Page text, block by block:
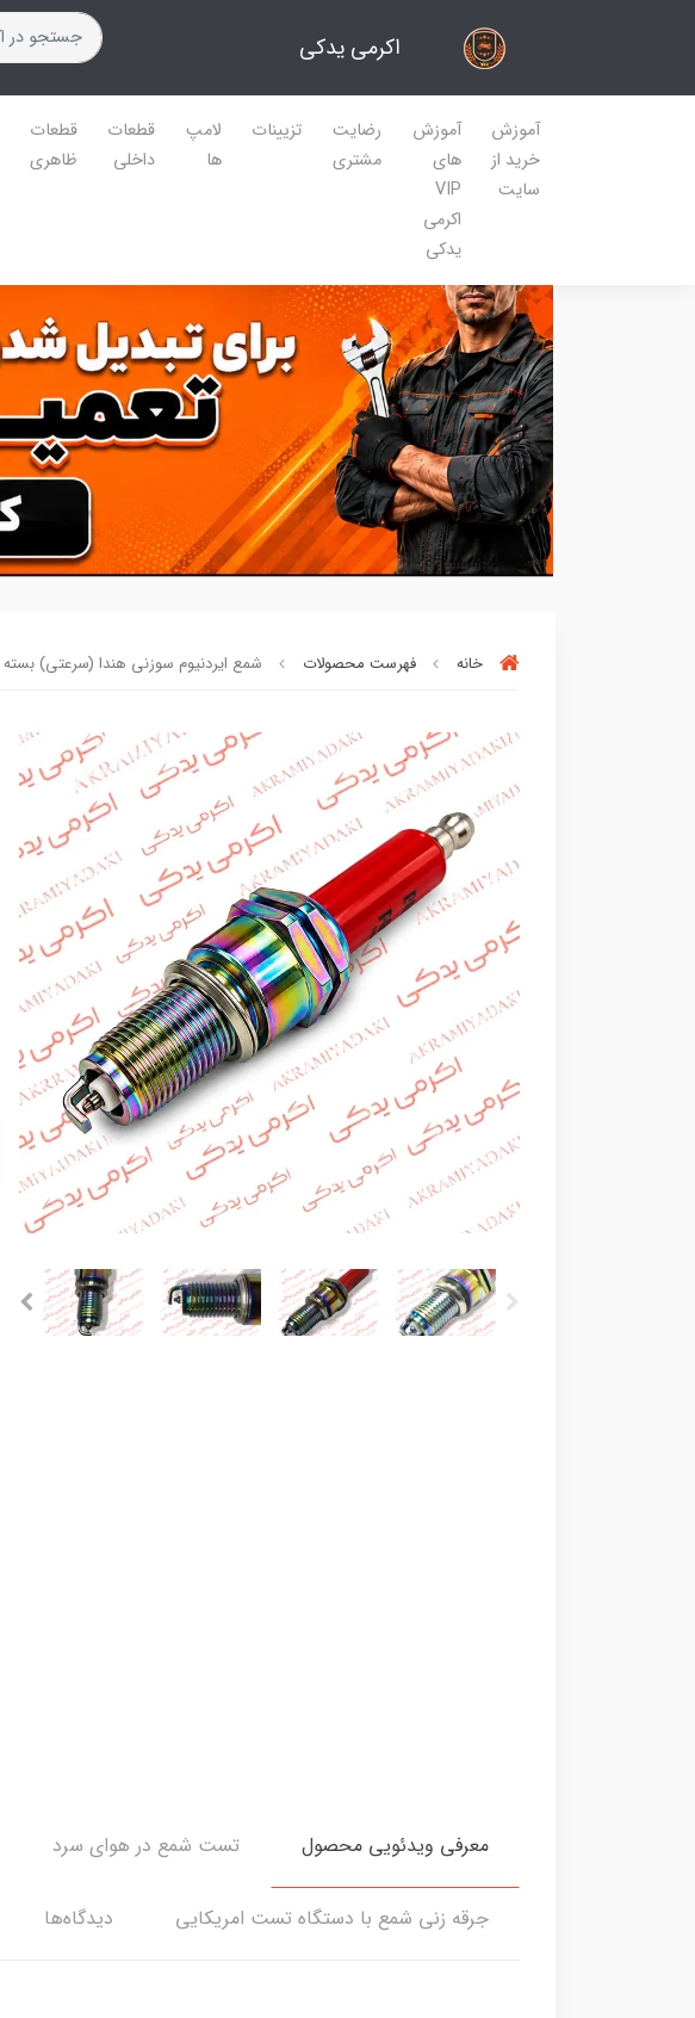
اکرمی یدکی
آموزش
خرید از
سایت
آموزش
های
VIP
اکرمی
یدکی
رضایت
مشتری
تزیینات
لامپ
ها
قطعات
داخلی
قطعات
ظاهری
خانه فهرست محصولات شمع ایردنیوم سوزنی هندا (سرعتی) بسته 1 عددی مناسب کاربرات و انژکتور کد ۰۹۴۵121
بسته ها سرموقع(بدون‌تاخیر)ارسال میگردد
معرفی ویدئویی محصول تست شمع در هوای سرد
جرقه زنی شمع با دستگاه تست امریکایی دیدگاه‌ها